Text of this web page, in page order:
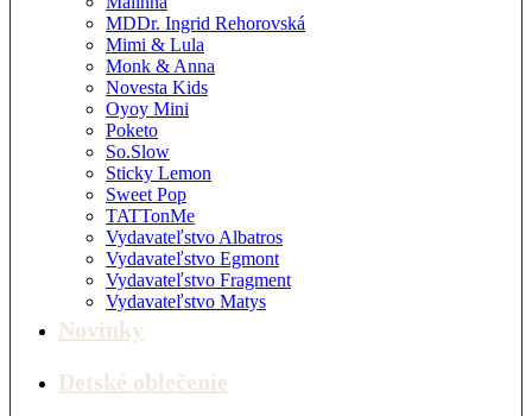
MDDr. Ingrid Rehorovská
Mimi & Lula
Monk & Anna
Novesta Kids
Oyoy Mini
Poketo
So.Slow
Sticky Lemon
Sweet Pop
TATTonMe
Vydavateľstvo Albatros
Vydavateľstvo Egmont
Vydavateľstvo Fragment
Vydavateľstvo Matys
Novinky
Detské oblečenie